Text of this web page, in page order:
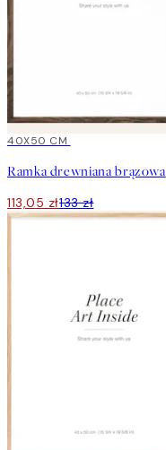
15%*
40X50 CM
Ramka drewniana brązowa
113,05 zł133 zł